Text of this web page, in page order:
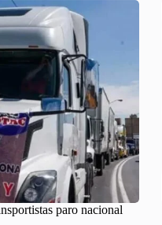
paro nacional